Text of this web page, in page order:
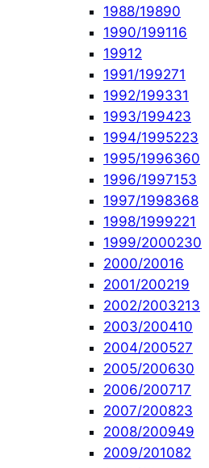
1988/19890
1990/199116
19912
1991/199271
1992/199331
1993/199423
1994/1995223
1995/1996360
1996/1997153
1997/1998368
1998/1999221
1999/2000230
2000/20016
2001/200219
2002/2003213
2003/200410
2004/200527
2005/200630
2006/200717
2007/200823
2008/200949
2009/201082